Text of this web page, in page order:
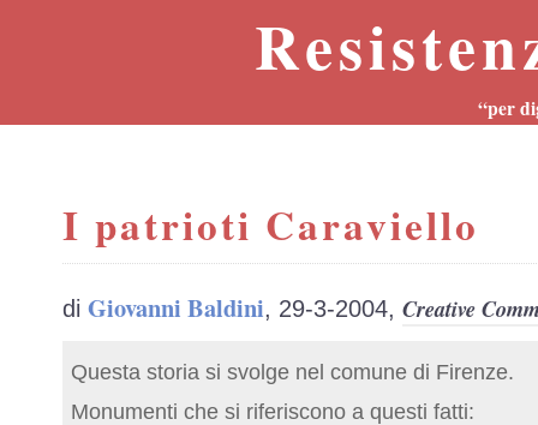
“per
I patrioti Caraviello
di Giovanni Baldini, 29-3-2004, Creative
Questa storia si svolge nel comune di Firenze.
Monumenti che si riferiscono a questi fatti: